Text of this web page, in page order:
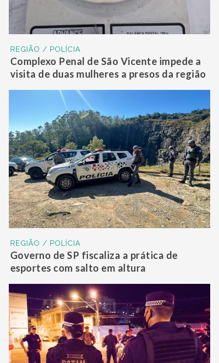
REGIÃO / POLÍCIA
Complexo Penal de São Vicente impede a
visita de duas mulheres a presos da região
REGIÃO / POLÍCIA
Governo de SP fiscaliza a prática de
esportes com salto em altura